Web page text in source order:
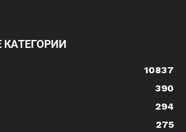
10837
390
294
275